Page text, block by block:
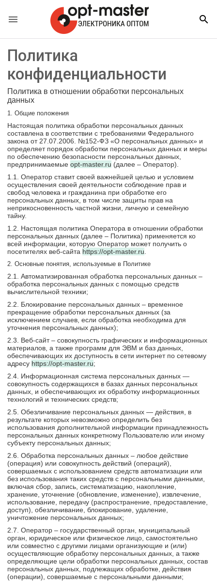
 
Политика
конфиденциальности
Политика в отношении обработки персональных
данных
1. Общие положения
Настоящая политика обработки персональных данных
составлена в соответствии с требованиями Федерального
закона от 27.07.2006. №152-ФЗ «О персональных данных» и
определяет порядок обработки персональных данных и меры
по обеспечению безопасности персональных данных,
предпринимаемые opt-master.ru (далее – Оператор).
1.1. Оператор ставит своей важнейшей целью и условием
осуществления своей деятельности соблюдение прав и
свобод человека и гражданина при обработке его
персональных данных, в том числе защиты прав на
неприкосновенность частной жизни, личную и семейную
тайну.
1.2. Настоящая политика Оператора в отношении обработки
персональных данных (далее – Политика) применяется ко
всей информации, которую Оператор может получить о
посетителях веб-сайта https://opt-master.ru
2. Основные понятия, используемые в Политике
2.1. Автоматизированная обработка персональных данных –
обработка персональных данных с помощью средств
вычислительной техники;
2.2. Блокирование персональных данных – временное
прекращение обработки персональных данных (за
исключением случаев, если обработка необходима для
уточнения персональных данных);
2.3. Веб-сайт – совокупность графических и информационных
материалов, а также программ для ЭВМ и баз данных,
обеспечивающих их доступность в сети интернет по сетевому
адресу https://opt-master.ru;
2.4. Информационная система персональных данных —
совокупность содержащихся в базах данных персональных
данных, и обеспечивающих их обработку информационных
технологий и технических средств;
2.5. Обезличивание персональных данных — действия, в
результате которых невозможно определить без
использования дополнительной информации принадлежность
персональных данных конкретному Пользователю или иному
субъекту персональных данных;
2.6. Обработка персональных данных – любое действие
(операция) или совокупность действий (операций),
совершаемых с использованием средств автоматизации или
без использования таких средств с персональными данными,
включая сбор, запись, систематизацию, накопление,
хранение, уточнение (обновление, изменение), извлечение,
использование, передачу (распространение, предоставление,
доступ), обезличивание, блокирование, удаление,
уничтожение персональных данных;
2.7. Оператор – государственный орган, муниципальный
орган, юридическое или физическое лицо, самостоятельно
или совместно с другими лицами организующие и (или)
осуществляющие обработку персональных данных, а также
определяющие цели обработки персональных данных, состав
персональных данных, подлежащих обработке, действия
(операции), совершаемые с персональными данными;